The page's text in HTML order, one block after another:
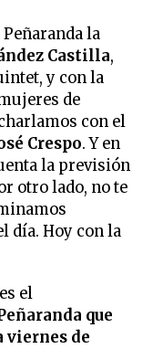
Peñaranda la
Castilla,
y con la
de
con el
Crespo. Y en
la previsión
otro lado, no te
día. Hoy con la
el
que
viernes de